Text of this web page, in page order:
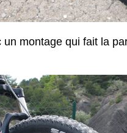
un montage qui fait la